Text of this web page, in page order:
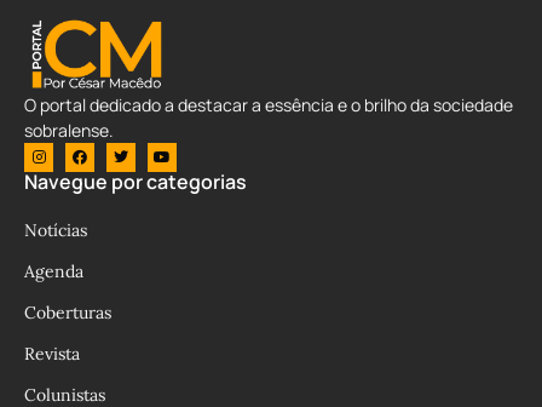
O portal dedicado a destacar a essência e o brilho da sociedade
sobralense.
Navegue por categorias
Notícias
Agenda
Coberturas
Revista
Colunistas